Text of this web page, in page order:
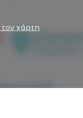
τον χάρτη